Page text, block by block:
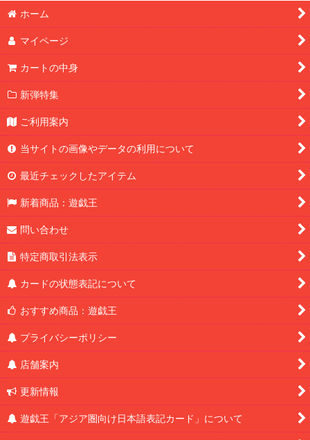
ホーム
マイページ
カートの中身
新弾特集
ご利用案内
当サイトの画像やデータの利用について
最近チェックしたアイテム
新着商品：遊戯王
問い合わせ
特定商取引法表示
カードの状態表記について
おすすめ商品：遊戯王
プライバシーポリシー
店舗案内
更新情報
遊戯王「アジア圏向け日本語表記カード」について